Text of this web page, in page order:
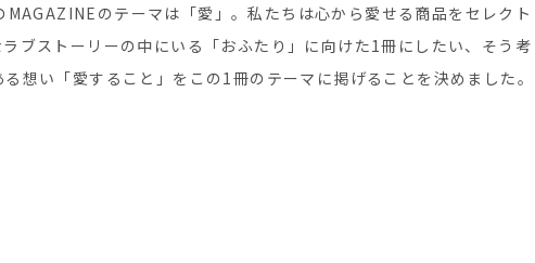
のテーマは「愛」。私たちは心から愛せる商品をセレクト
ブストーリーの中にいる「おふたり」に向けた1冊にしたい、そう考
想い「愛すること」をこの1冊のテーマに掲げることを決めました。